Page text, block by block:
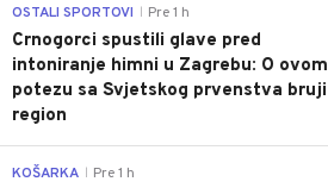
OSTALI SPORTOVI Pre 1 h
Crnogorci spustili glave pred
intoniranje himni u Zagrebu: O ovom
potezu sa Svjetskog prvenstva bruji
region
KOŠARKA Pre 1 h